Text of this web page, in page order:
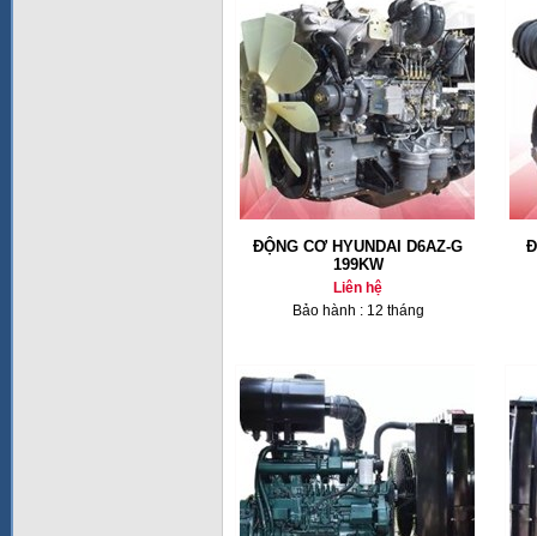
ĐỘNG CƠ HYUNDAI D6AZ-G
199KW
Liên hệ
Bảo hành : 12 tháng